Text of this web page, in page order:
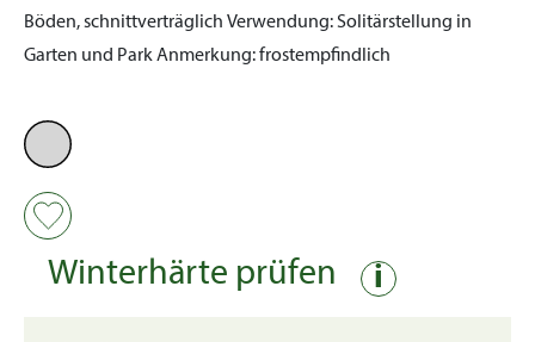
Böden, schnittverträglich Verwendung:Solitärstellung in
Garten und ParkAnmerkung:frostempfindlich
Winterhärte prüfen i